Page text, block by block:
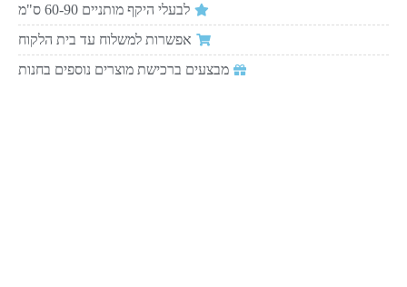
לבעלי היקף מותניים 60-90 ס"מ
אפשרות למשלוח עד בית הלקוח
מבצעים ברכישת מוצרים נוספים בחנות